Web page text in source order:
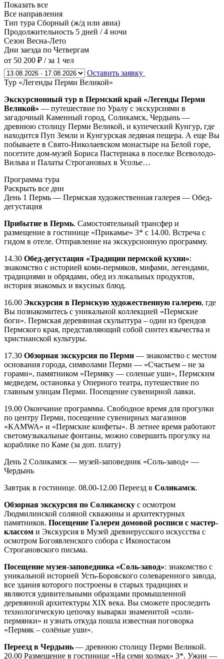
Показать все
Все направления
Тип тура Сборный (ж/д или авиа)
Продолжительность 5 дней / 4 ночи
Сезон Весна-Лето
Дни заезда по Четвергам
от 50 200 ₽ / за 1 чел
Оставить заявку
Тур «Легенды Перми Великой»
Экскурсионный тур в Пермский край «Легенды Перми
Великой» — путешествие по Уралу с экскурсиями в
загадочный Каменный город, Соликамск, Чердынь —
древнюю столицу Перми Великой, и купеческий Кунгур, где
находится Пуп Земли и Кунгурская ледяная пещера. А еще Вы
побываете в Свято-Николаевском монастыре на Белой горе,
посетите дом-музей Бориса Пастернака в поселке Всеволодо-
Вильва и Палаты Строгановых в Усолье…
Программа тура
Раскрыть все дни
День 1 Пермь — Пермская художественная галерея — Обед-
дегустация
Прибытие в Пермь. Самостоятельный трансфер и
размещение в гостинице «Прикамье» 3* с 14.00. Встреча с
гидом в отеле. Отправление на экскурсионную программу.
14.30 Обед-дегустация «Традиции пермской кухни»:
знакомство с историей коми-пермяков, мифами, легендами,
традициями и обрядами, обед из локальных продуктов,
история знакомых и вкусных блюд.
16.00 Экскурсия в Пермскую художественную галерею, где
Вы познакомитесь с уникальной коллекцией «Пермские
боги». Пермская деревянная скульптура – один из брендов
Пермского края, представляющий собой синтез язычества и
христианской культуры.
17.30 Обзорная экскурсия по Перми — знакомство с местом
основания города, символами Перми — «Счастьем – не за
горами», памятником «Пермяку — соленые уши», Пермским
медведем, остановка у Оперного театра, путешествие по
главным улицам Перми. Посещение сувенирной лавки.
19.00 Окончание программы. Свободное время для прогулки
по центру Перми, посещение сувенирных магазинов
«KAMWA» и «Пермские конфеты». В летнее время работают
светомузыкальные фонтаны, можно совершить прогулку на
кораблике по Каме (за доп. плату)
День 2 Соликамск — музей-заповедник «Соль-завод» —
Чердынь
Завтрак в гостинице. 08.00-12.00 Переезд в Соликамск.
Обзорная экскурсия по Соликамску с осмотром
Людмилинской соляной скважины и архитектурных
памятников. Посещение Галереи домовой росписи с мастер-
классом и Экскурсия в Музей древнерусского искусства с
осмотром Богоявленского собора с Иконостасом
Строгановского письма.
Посещение музея-заповедника «Соль-завод»: знакомство с
уникальной историей Усть-Боровского солеваренного завода,
все здания которого построены в старых традициях и
являются удивительными образцами промышленной
деревянной архитектуры XIX века. Вы сможете проследить
технологическую цепочку выварки знаменитой «соли-
пермянки» и узнать откуда пошла известная поговорка
«Пермяк – солёные уши».
Переезд в Чердынь — древнюю столицу Перми Великой.
20.00 Размещение в гостинице «На семи холмах» 3*. Ужин —